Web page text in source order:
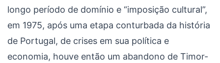
longo período de domínio e “imposição cultural”,
em 1975, após uma etapa conturbada da história
de Portugal, de crises em sua política e
economia, houve então um abandono de Timor-